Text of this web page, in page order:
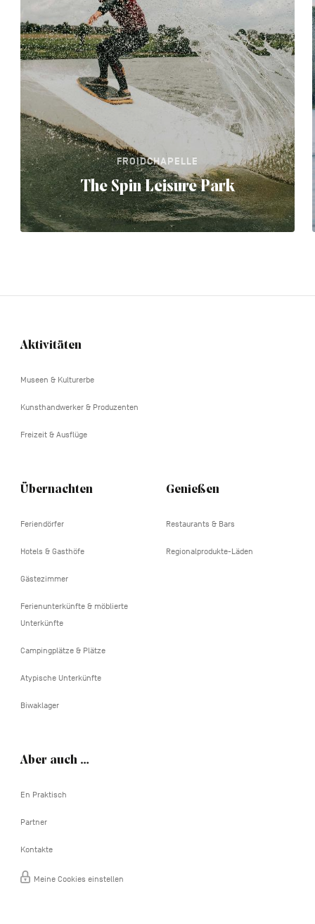
FROIDCHAPELLE
The Spin Leisure Park
Navigation
Aktivitäten
Museen & Kulturerbe
Kunsthandwerker & Produzenten
Freizeit & Ausflüge
Übernachten
Feriendörfer
Hotels & Gasthöfe
Gästezimmer
Ferienunterkünfte & möblierte
Unterkünfte
Campingplätze & Plätze
Atypische Unterkünfte
Biwaklager
Genießen
Restaurants & Bars
Regionalprodukte-Läden
Aber auch …
En Praktisch
Partner
Kontakte
Meine Cookies einstellen